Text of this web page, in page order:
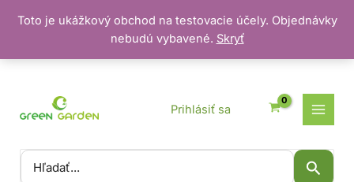
Toto je ukážkový obchod na testovacie účely. Objednávky
nebudú vybavené. Skryť
Vyhľadať:
Prihlásiť sa